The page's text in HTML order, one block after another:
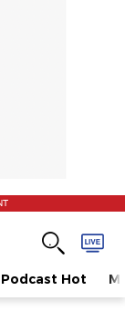
Podcast Hot